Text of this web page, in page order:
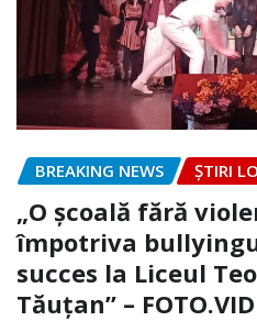
BREAKING NEWS ȘTIRI
„O școală fără
împotriva
succes la Liceul
Tăuțan” –